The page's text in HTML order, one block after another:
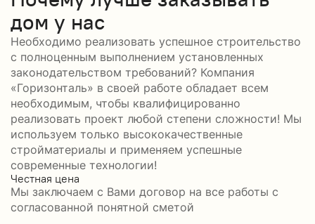
дом у нас
Необходимо реализовать успешное строительство
с полноценным выполнением установленных
законодательством требований? Компания
«Горизонталь» в своей работе обладает всем
необходимым, чтобы квалифицированно
реализовать проект любой степени сложности! Мы
используем только высококачественные
стройматериалы и применяем успешные
современные технологии!
Честная цена
Мы заключаем с Вами договор на все работы с
согласованной понятной сметой